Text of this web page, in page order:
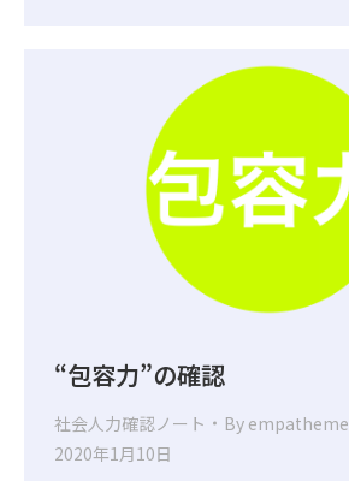
“包容力”の確認
社会人力確認ノート By empatheme
2020年1月10日